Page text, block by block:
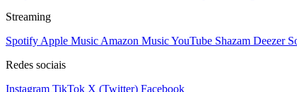
Streaming
Spotify Apple Music Amazon MusicYouTube Shazam Deezer
Redes sociais
Instagram TikTok X (Twitter) Facebook